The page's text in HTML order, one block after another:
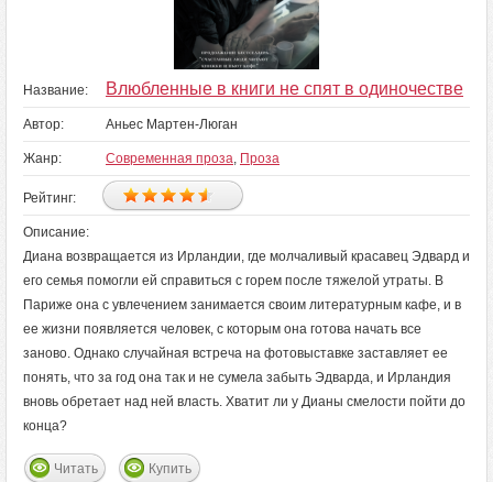
Название: Влюбленные в книги не спят в одиночестве
Автор: Аньес Мартен-Люган
Жанр: Современная проза, Проза
Рейтинг:
Описание:
Диана возвращается из Ирландии, где молчаливый красавец Эдвард и
его семья помогли ей справиться с горем после тяжелой утраты. В
Париже она с увлечением занимается своим литературным кафе, и в
ее жизни появляется человек, с которым она готова начать все
заново. Однако случайная встреча на фотовыставке заставляет ее
понять, что за год она так и не сумела забыть Эдварда, и Ирландия
вновь обретает над ней власть. Хватит ли у Дианы смелости пойти до
конца?
Читать Купить